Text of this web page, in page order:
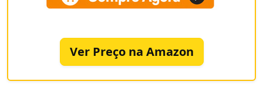
Ver Preço na Amazon